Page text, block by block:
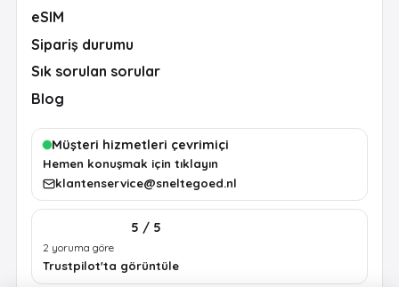
eSIM
Sipariş durumu
Sık sorulan sorular
Blog
Müşteri hizmetleri çevrimiçi
Hemen konuşmak için tıklayın
klantenservice@sneltegoed.nl
5 / 5
2 yoruma göre
Trustpilot'ta görüntüle